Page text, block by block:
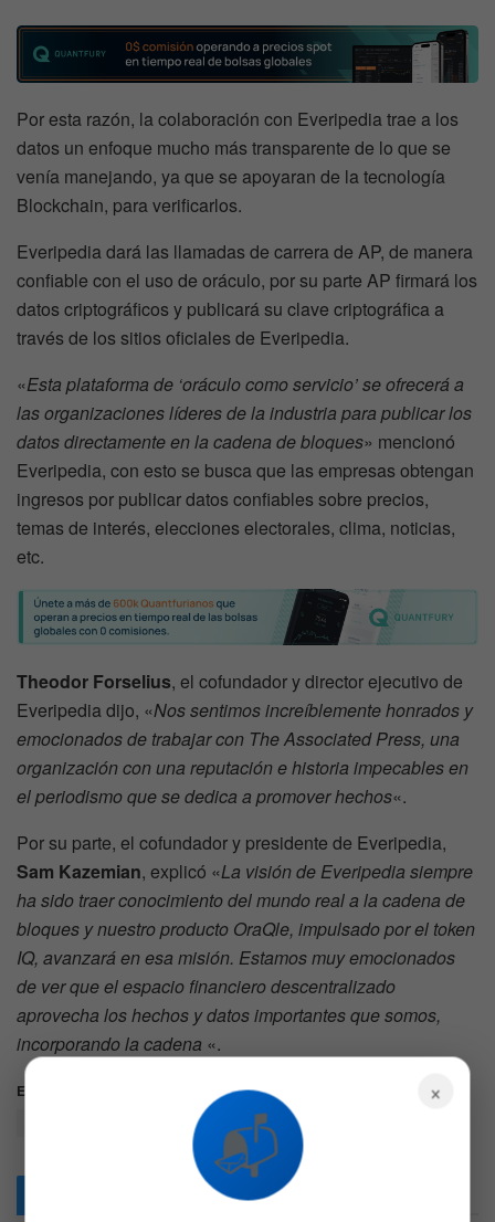
Por esta razón, la colaboración con Everipedia trae a los
datos un enfoque mucho más transparente de lo que se
venía manejando, ya que se apoyaran de la tecnología
Blockchain, para verificarlos.
Everipedia dará las llamadas de carrera de AP, de manera
confiable con el uso de oráculo, por su parte AP firmará los
datos criptográficos y publicará su clave criptográfica a
través de los sitios oficiales de Everipedia.
«Esta plataforma de ‘oráculo como servicio’ se ofrecerá a
las organizaciones líderes de la industria para publicar los
datos directamente en la cadena de bloques» mencionó
Everipedia, con esto se busca que las empresas obtengan
ingresos por publicar datos confiables sobre precios,
temas de interés, elecciones electorales, clima, noticias,
etc.
Theodor Forselius, el cofundador y director ejecutivo de
Everipedia dijo, «Nos sentimos increíblemente honrados y
emocionados de trabajar con The Associated Press, una
organización con una reputación e historia impecables en
el periodismo que se dedica a promover hechos«.
Por su parte, el cofundador y presidente de Everipedia,
Sam Kazemian, explicó «La visión de Everipedia siempre
ha sido traer conocimiento del mundo real a la cadena de
bloques y nuestro producto OraQle, impulsado por el token
IQ, avanzará en esa misión. Estamos muy emocionados
de ver que el espacio financiero descentralizado
aprovecha los hechos y datos importantes que somos,
incorporando la cadena «.
Etiquetas: elecciones estadounidenses
Everipedia
Relacionados
×
📬